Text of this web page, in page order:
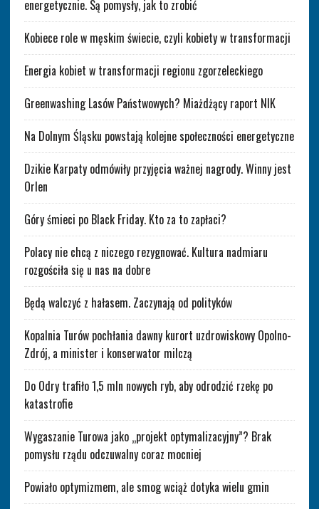
energetycznie. Są pomysły, jak to zrobić
Kobiece role w męskim świecie, czyli kobiety w transformacji
Energia kobiet w transformacji regionu zgorzeleckiego
Greenwashing Lasów Państwowych? Miażdżący raport NIK
Na Dolnym Śląsku powstają kolejne społeczności energetyczne
Dzikie Karpaty odmówiły przyjęcia ważnej nagrody. Winny jest
Orlen
Góry śmieci po Black Friday. Kto za to zapłaci?
Polacy nie chcą z niczego rezygnować. Kultura nadmiaru
rozgościła się u nas na dobre
Będą walczyć z hałasem. Zaczynają od polityków
Kopalnia Turów pochłania dawny kurort uzdrowiskowy Opolno-
Zdrój, a minister i konserwator milczą
Do Odry trafiło 1,5 mln nowych ryb, aby odrodzić rzekę po
katastrofie
Wygaszanie Turowa jako „projekt optymalizacyjny”? Brak
pomysłu rządu odczuwalny coraz mocniej
Powiało optymizmem, ale smog wciąż dotyka wielu gmin